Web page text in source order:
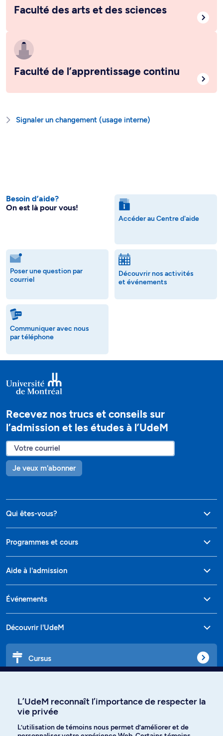
Faculté des arts et des sciences
Faculté de l’apprentissage continu
Signaler un changement (usage interne)
Besoin d’aide?
On est là pour vous!
Accéder au Centre d'aide
Poser une question par
courriel
Découvrir nos activités
et événements
Communiquer avec nous
par téléphone
Recevez nos trucs et conseils sur
l’admission et les études à l’UdeM
Je veux m'abonner
Qui êtes-vous?
Programmes et cours
Aide à l'admission
Événements
Découvrir l'UdeM
Cursus
L’UdeM reconnaît l’importance de respecter la
vie privée
L’utilisation de témoins nous permet d’améliorer et de